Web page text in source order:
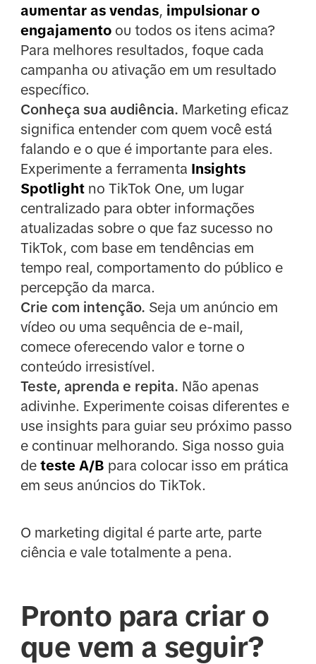
aumentar as vendas, impulsionar o
engajamentoou todos os itens acima?
Para melhores resultados, foque cada
campanha ou ativação em um resultado
específico.
Conheça sua audiência. Marketing eficaz
significa entender com quem você está
falando e o que é importante para eles.
Experimente a ferramenta Insights
Spotlightno TikTok One, um lugar
centralizado para obter informações
atualizadas sobre o que faz sucesso no
TikTok, com base em tendências em
tempo real, comportamento do público e
percepção da marca.
Crie com intenção. Seja um anúncio em
vídeo ou uma sequência de e-mail,
comece oferecendo valor e torne o
conteúdo irresistível.
Teste, aprenda e repita. Não apenas
adivinhe. Experimente coisas diferentes e
use insights para guiar seu próximo passo
e continuar melhorando. Siga nosso guia
de teste A/B para colocar isso em prática
em seus anúncios do TikTok.
O marketing digital é parte arte, parte
ciência e vale totalmente a pena.
Pronto para criar o
que vem a seguir?